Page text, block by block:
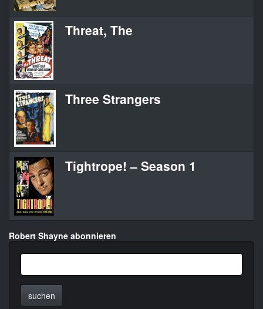
Threat, The
Three Strangers
Tightrope! – Season 1
Robert Shayne abonnieren
suchen